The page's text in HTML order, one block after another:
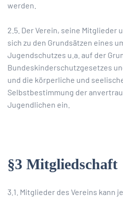
werden.
2.5. Der Verein, seine Mitglieder
sich zu den Grundsätzen eines
Jugendschutzes u.a. auf der
Bundeskinderschutzgesetzes
und die körperliche und
Selbstbestimmung der
Jugendlichen ein.
§3 Mitgliedschaft
3.1. Mitglieder des Vereins kann